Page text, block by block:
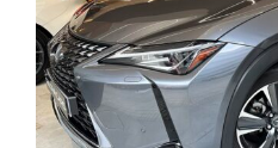
LEXUS